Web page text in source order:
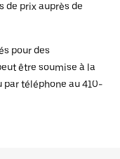
de prix auprès de
pour des
être soumise à la
par téléphone au 410-